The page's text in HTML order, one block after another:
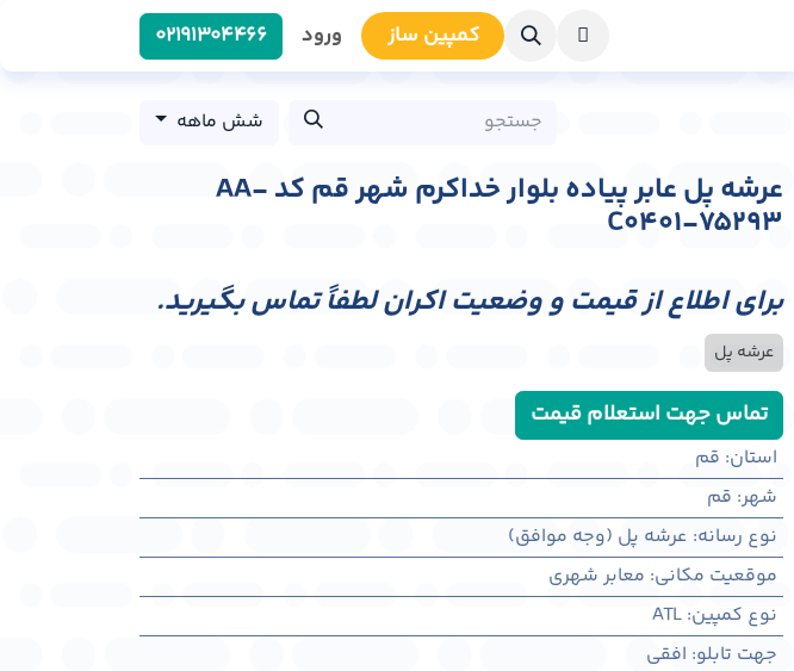
کمپین سا​​ز ورود 0219​1304466
شش ماهه
عرشه پل عابر پیاده بلوار خداکرم شهر قم کد AA-
C0401-75293
برای اطلاع از قیمت و وضعیت اکران لطفاً تماس بگیرید.
عرشه پل
تماس جهت استعلام قیمت
استان: قم
شهر: قم
نوع رسانه: عرشه پل (وجه موافق)
موقعیت مکانی: معابر شهری
نوع کمپین:
ATL
جهت تابلو: افقی